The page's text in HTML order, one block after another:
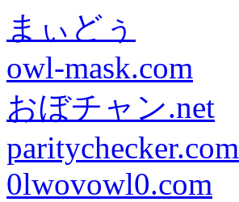
まぃどぅ
owl-mask.com
おぼチャン.net
paritychecker.com
0lwovowl0.com